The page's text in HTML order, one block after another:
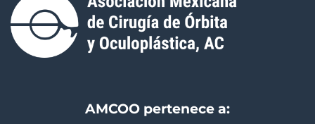
AMCOO pertenece a: